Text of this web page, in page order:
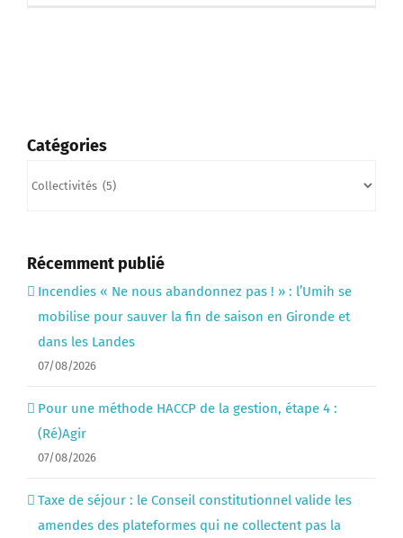
Catégories
Récemment publié
Incendies « Ne nous abandonnez pas ! » : l’Umih se
mobilise pour sauver la fin de saison en Gironde et
dans les Landes
07/08/2026
Pour une méthode HACCP de la gestion, étape 4 :
(Ré)Agir
07/08/2026
Taxe de séjour : le Conseil constitutionnel valide les
amendes des plateformes qui ne collectent pas la